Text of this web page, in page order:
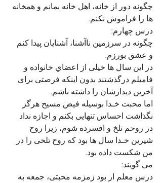
چگونه دور از خانه، اهل خانه بمانم و همخانه
ها را فراموش نکنم.
درس چهارم:
چگونه در سرزمین ناآشنا، آشنایان پیدا کنم
و عشق بورزم.
در این سال ها خیلی از اعضاي خانواده و
فاميلم درگذشتند بدون اينكه فرصتى براى
آخرین دیدارشان را داشته باشم.
اما محبت خـدا بوسيله فیض مسیح هرگز
نگذاشت احساس تنهایی بکنم و اجازه نداد
در روحم تلخ و افسرده شوم، زیرا روح
شیرین خـدا سال ها بود که روح تلخی را در
من شکست داده بود.
می گویند:
درس معلم ار بود زمزمه محبتی، جمعه به